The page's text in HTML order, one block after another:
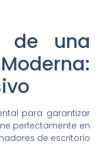
de una
para garantizar
perfectamente en
de escritorio